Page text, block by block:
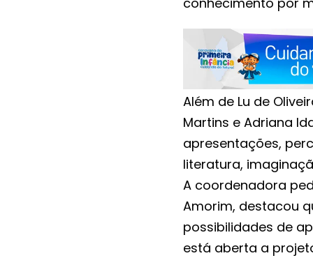
Além de Lu de
Martins e Adriana
apresentações,
literatura,
A coordenadora
Amorim, destacou
possibilidades de
está aberta a